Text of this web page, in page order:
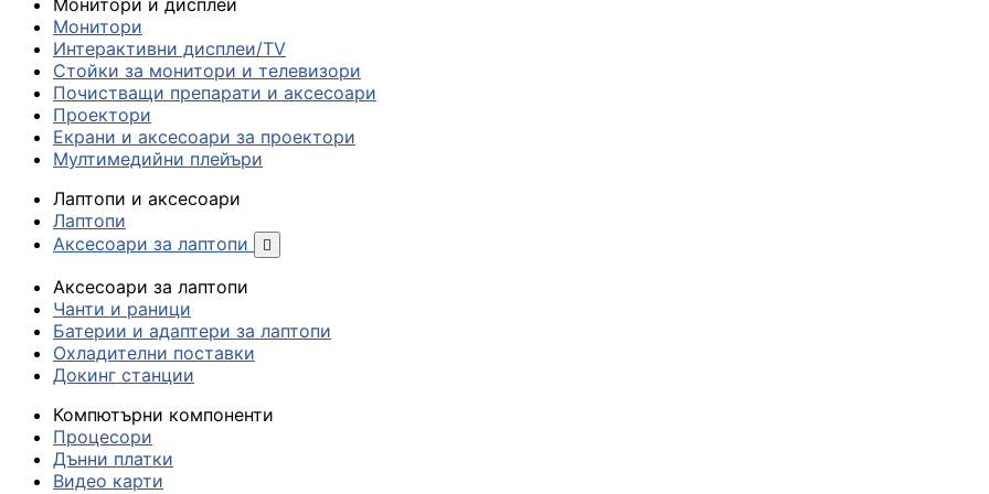
Монитори
Интерактивни дисплеи/TV
Стойки за монитори и телевизори
Почистващи препарати и аксесоари
Проектори
Екрани и аксесоари за проектори
Мултимедийни плейъри
Лаптопи и аксесоари
Лаптопи
Аксесоари за лаптопи

Аксесоари за лаптопи
Чанти и раници
Батерии и адаптери за лаптопи
Охладителни поставки
Докинг станции
Компютърни компоненти
Процесори
Дънни платки
Видео карти